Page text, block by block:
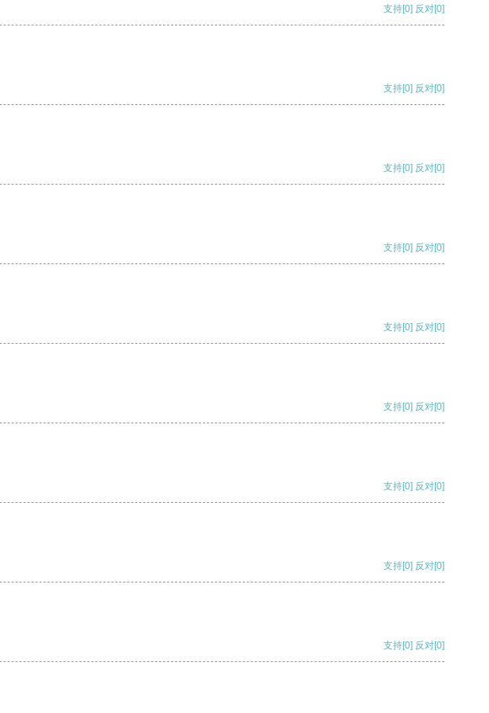
支持[0] 反对[0]
支持[0] 反对[0]
支持[0] 反对[0]
支持[0] 反对[0]
支持[0] 反对[0]
支持[0] 反对[0]
支持[0] 反对[0]
支持[0] 反对[0]
支持[0] 反对[0]